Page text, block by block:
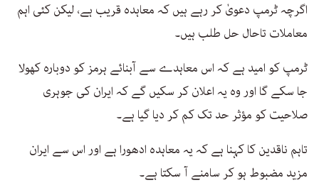
اگرچہ ٹرمپ دعویٰ کر رہے ہیں کہ معاہدہ قریب ہے، لیکن کئی اہم
معاملات تاحال حل طلب ہیں۔
ٹرمپ کو امید ہے کہ اس معاہدے سے آبنائے ہرمز کو دوبارہ کھولا
جا سکے گا اور وہ یہ اعلان کر سکیں گے کہ ایران کی جوہری
صلاحیت کو مؤثر حد تک کم کر دیا گیا ہے۔
تاہم ناقدین کا کہنا ہے کہ یہ معاہدہ ادھورا ہے اور اس سے ایران
مزید مضبوط ہو کر سامنے آ سکتا ہے۔